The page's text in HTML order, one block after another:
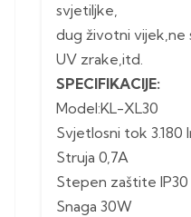
svjetiljke,
dug životni vijek,ne
UV zrake,itd.
SPECIFIKACIJE:
Model:KL-XL30
Svjetlosni tok 3.180
Struja 0,7A
Stepen zaštite IP30
Snaga 30W